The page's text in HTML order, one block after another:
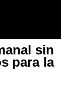
sin
para la